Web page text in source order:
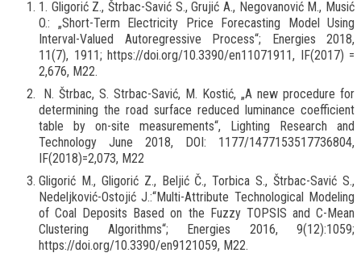
1. Gligorić Z., Štrbac-Savić S., Grujić A., Negovanović M., Musić
O.: „Short-Term Electricity Price Forecasting Model Using
Interval-Valued Autoregressive Process“; Energies 2018,
11(7), 1911; https://doi.org/10.3390/en11071911, IF(2017) =
2,676, М22.
N. Štrbac, S. Strbac-Savić, M. Kostić, „A new procedure for
determining the road surface reduced luminance coefficient
table by on-site measurements“, Lighting Research and
Technology June 2018, DOI: 1177/1477153517736804,
IF(2018)=2,073, M22
Gligorić M., Gligorić Z., Beljić Č., Torbica S., Štrbac-Savić S.,
Nedeljković-Ostojić J.:“Multi-Attribute Technological Modeling
of Coal Deposits Based on the Fuzzy TOPSIS and C-Mean
Clustering Algorithms“; Energies 2016, 9(12):1059;
https://doi.org/10.3390/en9121059, М22.